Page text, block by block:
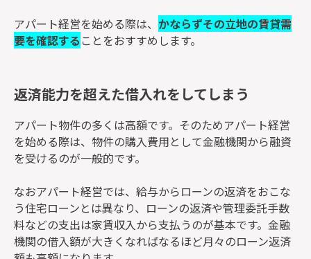
アパート経営を始める際は、 かならずその立地の賃貸需
要を確認する ことをおすすめします。
返済能力を超えた借入れをしてしまう
アパート物件の多くは高額です。そのためアパート経営
を始める際は、物件の購入費用として金融機関から融資
を受けるのが一般的です。
なおアパート経営では、給与からローンの返済をおこな
う住宅ローンとは異なり、ローンの返済や管理委託手数
料などの支出は家賃収入から支払うのが基本です。金融
機関の借入額が大きくなればなるほど月々のローン返済